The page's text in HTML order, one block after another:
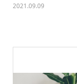
2021.09.09